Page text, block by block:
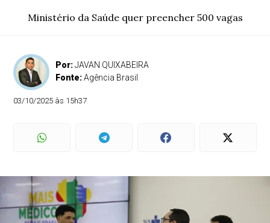
Ministério da Saúde quer preencher 500 vagas
Por:JAVAN QUIXABEIRA
Fonte:Agência Brasil
03/10/2025 às 15h37